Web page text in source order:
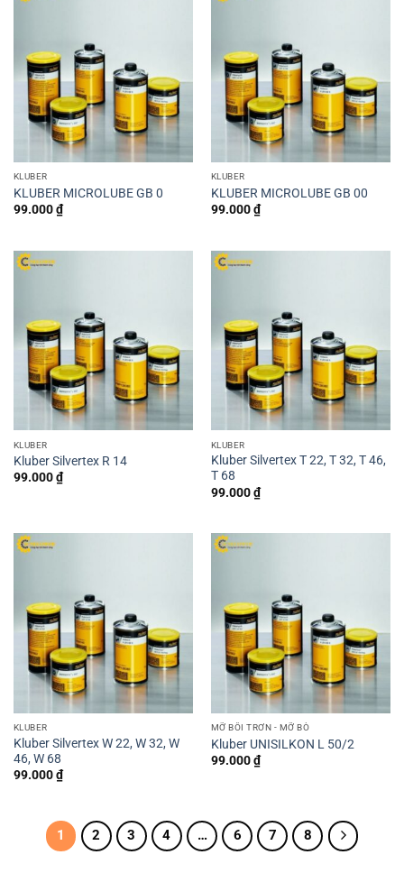
KLUBER
KLUBER MICROLUBE GB 0
99.000₫
KLUBER
KLUBER MICROLUBE GB 00
99.000₫
KLUBER
Kluber Silvertex R 14
99.000₫
KLUBER
Kluber Silvertex T 22, T 32, T 46,
T 68
99.000₫
KLUBER
Kluber Silvertex W 22, W 32, W
46, W 68
99.000₫
MỠ BÔI TRƠN - MỠ BÒ
Kluber UNISILKON L 50/2
99.000₫
1 2 3 4 … 6 7 8